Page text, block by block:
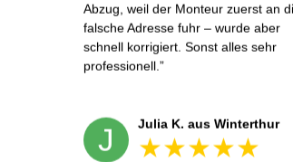
Abzug, weil der Monteur zuerst an
falsche Adresse fuhr – wurde aber
schnell korrigiert. Sonst alles sehr
professionell.
J Julia K. aus Winterthur